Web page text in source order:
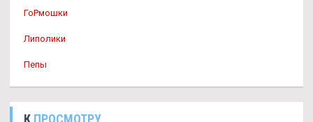
ГоРмошки
Липолики
Пепы
К ПРОСМОТРУ